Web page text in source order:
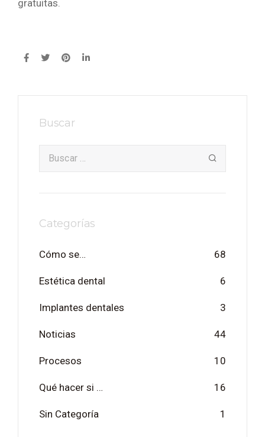
gratuitas.
Buscar
Categorías
Cómo se… 68
Estética dental 6
Implantes dentales 3
Noticias 44
Procesos 10
Qué hacer si … 16
Sin Categoría 1